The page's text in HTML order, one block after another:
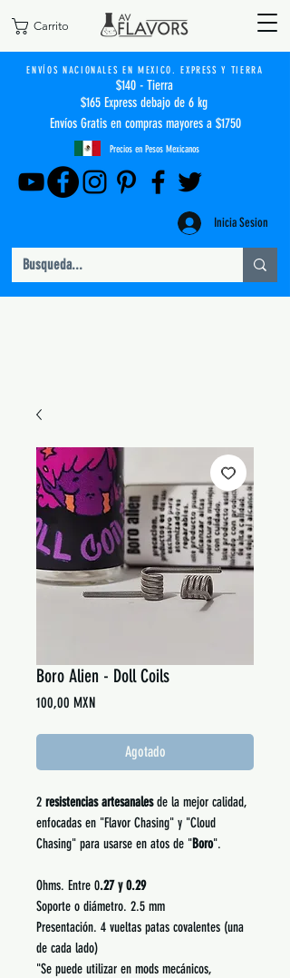
Carrito
ENVÍOS NACIONALES EN MEXICO. EXPRESS Y TIERRA
$140 - Tierra
$165 Express debajo de 6 kg
Envíos Gratis en compras mayores a $1750
Precios en Pesos Mexicanos
Inicia Sesion
Boro Alien - Doll Coils
100,00 MXNPrecio
Agotado
2 resistencias artesanalesde la mejor calidad,
enfocadas en "Flavor Chasing" y "Cloud
Chasing" para usarse en atos de "Boro".
Ohms. Entre 0.27 y 0.29
Soporte o diámetro. 2.5 mm
Presentación. 4 vueltas patas covalentes (una
de cada lado)
"Se puede utilizar en mods mecánicos,